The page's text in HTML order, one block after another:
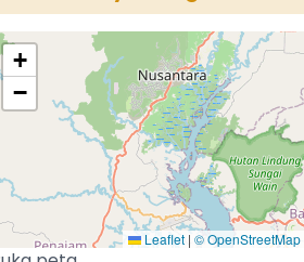
+
−
Leaflet | © OpenStreetMap